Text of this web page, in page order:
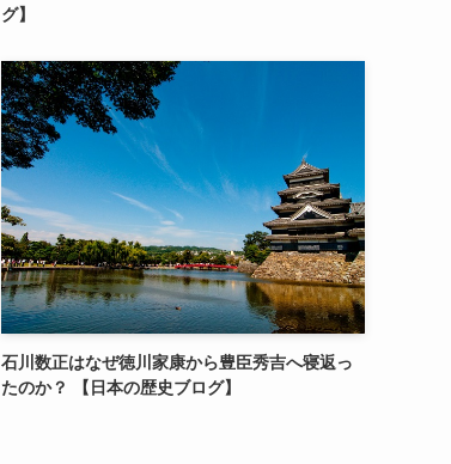
グ】
石川数正はなぜ徳川家康から豊臣秀吉へ寝返っ
たのか？ 【日本の歴史ブログ】